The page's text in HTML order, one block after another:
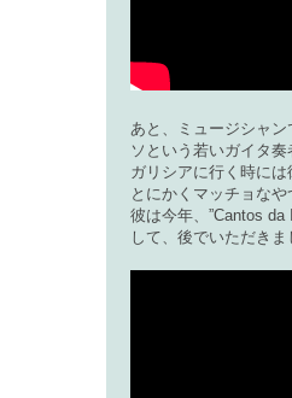
あと、ミュージシャ
ソという若いガイタ奏
ガリシアに行く時には
とにかくマッチョなや
彼は今年、”Cantos da
して、後でいただきま